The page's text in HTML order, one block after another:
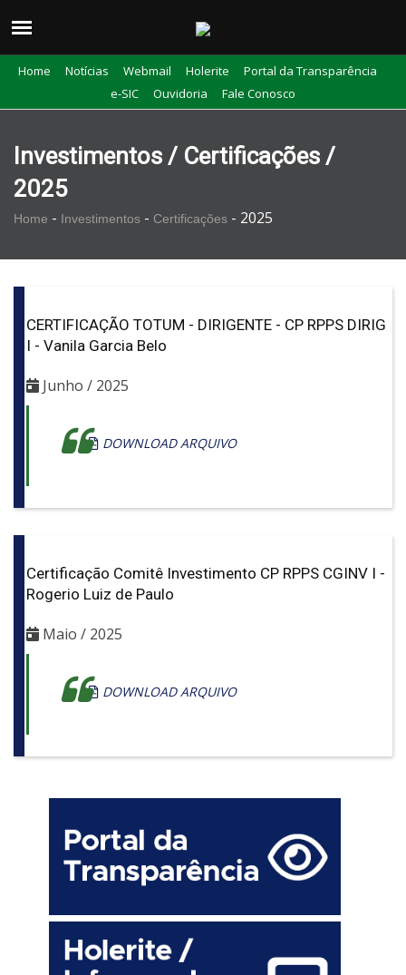
Home Notícias Webmail Holerite
Portal da Transparência
e-SIC
Ouvidoria Fale Conosco
Investimentos / Certificações /
2025
Home - Investimentos - Certificações - 2025
CERTIFICAÇÃO TOTUM - DIRIGENTE - CP RPPS DIRIG
I - Vanila Garcia Belo
Junho / 2025
DOWNLOAD ARQUIVO
Certificação Comitê Investimento CP RPPS CGINV I -
Rogerio Luiz de Paulo
Maio / 2025
DOWNLOAD ARQUIVO